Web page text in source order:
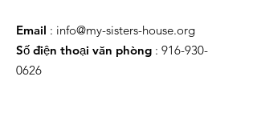
Email : info@my-sisters-house.org
Số điện thoại văn phòng : 916-930-
0626